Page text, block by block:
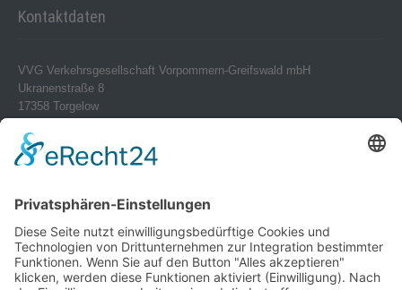
Kontaktdaten
VVG Verkehrsgesellschaft Vorpommern-Greifswald mbH
Ukranenstraße 8
17358 Torgelow
Telefax 0 39 76 – 24 02 24
info@vvg-bus.de
Betriebshof Pasewalk
Torgelower Str. 18
17309 Pasewalk
Betriebshof Jarmen
Demminer Str. 43